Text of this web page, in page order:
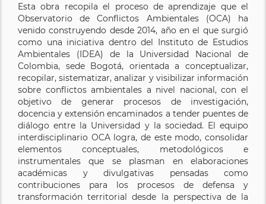
Esta obra recopila el proceso de aprendizaje que el
Observatorio de Conflictos Ambientales (OCA) ha
venido construyendo desde 2014, año en el que surgió
como una iniciativa dentro del Instituto de Estudios
Ambientales (IDEA) de la Universidad Nacional de
Colombia, sede Bogotá, orientada a conceptualizar,
recopilar, sistematizar, analizar y visibilizar información
sobre conflictos ambientales a nivel nacional, con el
objetivo de generar procesos de investigación,
docencia y extensión encaminados a tender puentes de
diálogo entre la Universidad y la sociedad. El equipo
interdisciplinario OCA logra, de este modo, consolidar
elementos conceptuales, metodológicos e
instrumentales que se plasman en elaboraciones
académicas y divulgativas pensadas como
contribuciones para los procesos de defensa y
transformación territorial desde la perspectiva de la